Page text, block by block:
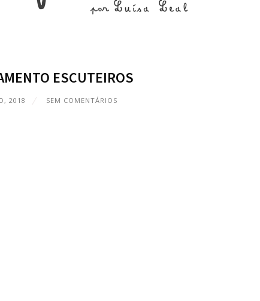
ESCUTEIROS
2018 SEM COMENTÁRIOS